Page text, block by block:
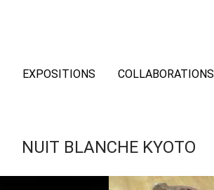
EXPOSITIONS COLLABORATIONS
NUIT BLANCHE KYOTO